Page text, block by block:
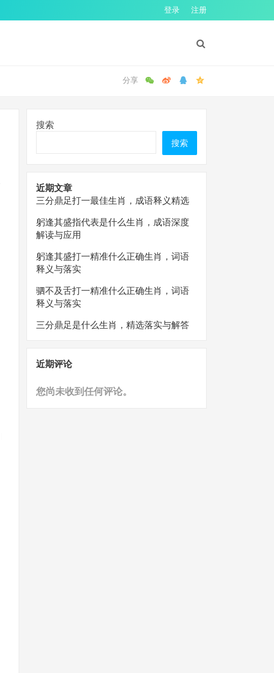
登录 注册
搜索
搜索
近期文章
三分鼎足打一最佳生肖，成语释义精选
躬逢其盛指代表是什么生肖，成语深度
解读与应用
躬逢其盛打一精准什么正确生肖，词语
释义与落实
驷不及舌打一精准什么正确生肖，词语
释义与落实
三分鼎足是什么生肖，精选落实与解答
近期评论
您尚未收到任何评论。